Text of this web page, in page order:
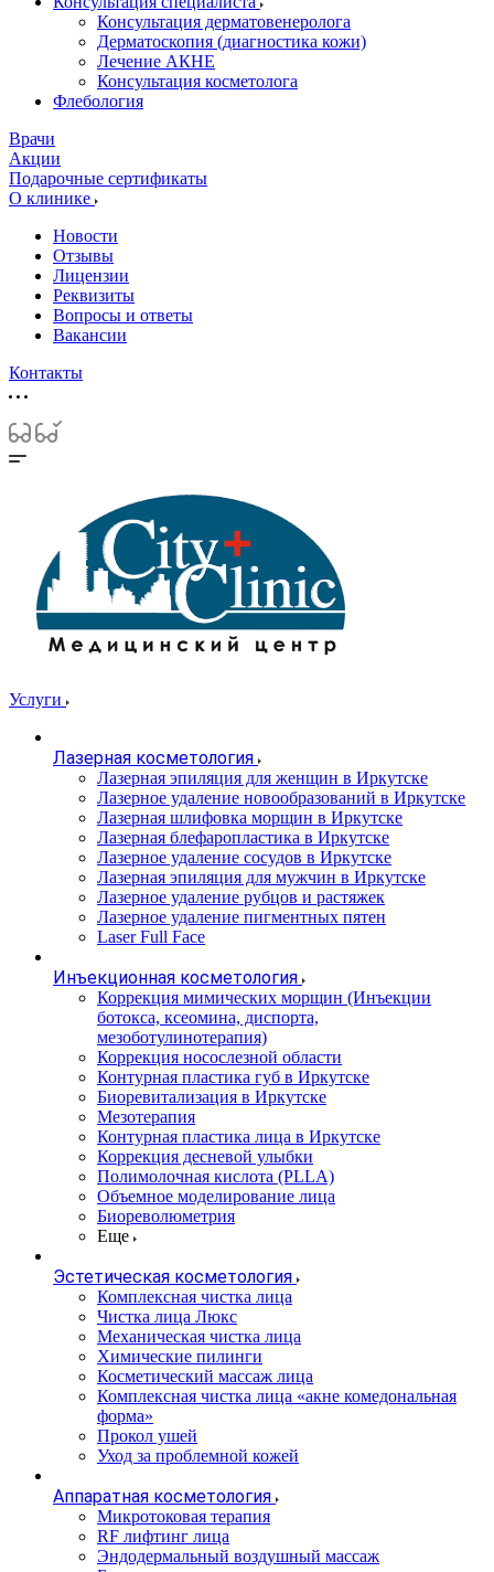
Консультация дерматовенеролога
Дерматоскопия (диагностика кожи)
Лечение АКНЕ
Консультация косметолога
Флебология
Врачи
Акции
Подарочные сертификаты
О клинике
Новости
Отзывы
Лицензии
Реквизиты
Вопросы и ответы
Вакансии
Контакты
Услуги
Лазерная косметология
Лазерная эпиляция для женщин в Иркутске
Лазерное удаление новообразований в Иркутске
Лазерная шлифовка морщин в Иркутске
Лазерная блефаропластика в Иркутске
Лазерное удаление сосудов в Иркутске
Лазерная эпиляция для мужчин в Иркутске
Лазерное удаление рубцов и растяжек
Лазерное удаление пигментных пятен
​​Laser Full Face
Инъекционная косметология
Коррекция мимических морщин (Инъекции
ботокса, ксеомина, диспорта,
мезоботулинотерапия)
Коррекция носослезной области
Контурная пластика губ в Иркутске
Биоревитализация в Иркутске
Мезотерапия
Контурная пластика лица в Иркутске
Коррекция десневой улыбки
Полимолочная кислота (PLLA)
Объемное моделирование лица
Биореволюметрия
Еще
Эстетическая косметология
Комплексная чистка лица
Чистка лица Люкс
Механическая чистка лица
Химические пилинги
Косметический массаж лица
Комплексная чистка лица «акне комедональная
форма»
Прокол ушей
Уход за проблемной кожей
Аппаратная косметология
Микротоковая терапия
RF лифтинг лица
Эндодермальный воздушный массаж